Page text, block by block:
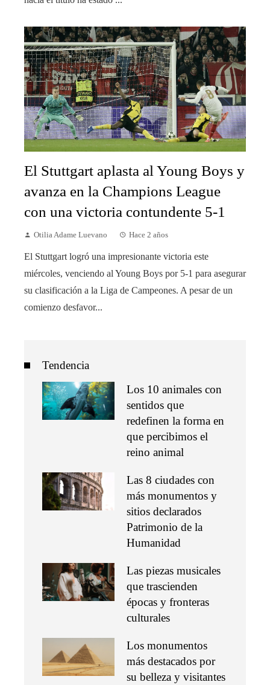
El Stuttgart aplasta al Young Boys y
avanza en la Champions League
con una victoria contundente 5-1
Otilia Adame Luevano Hace 2 años
El Stuttgart logró una impresionante victoria este
miércoles, venciendo al Young Boys por 5-1 para asegurar
su clasificación a la Liga de Campeones. A pesar de un
comienzo desfavor...
Tendencia
Los 10 animales con
sentidos que
redefinen la forma en
que percibimos el
reino animal
Las 8 ciudades con
más monumentos y
sitios declarados
Patrimonio de la
Humanidad
Las piezas musicales
que trascienden
épocas y fronteras
culturales
Los monumentos
más destacados por
su belleza y visitantes